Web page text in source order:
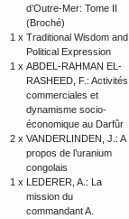
d’Outre-Mer: Tome II
(Broché)
1 x Traditional Wisdom and
Political Expression
1 x ABDEL-RAHMAN EL-
RASHEED, F.: Activités
commerciales et
dynamisme socio-
économique au Darfûr
2 x VANDERLINDEN, J.: A
propos de l’uranium
congolais
1 x LEDERER, A.: La
mission du
commandant A.